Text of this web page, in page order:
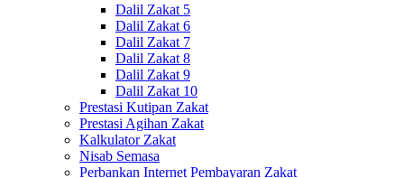
Dalil Zakat 5
Dalil Zakat 6
Dalil Zakat 7
Dalil Zakat 8
Dalil Zakat 9
Dalil Zakat 10
Prestasi Kutipan Zakat
Prestasi Agihan Zakat
Kalkulator Zakat
Nisab Semasa
Perbankan Internet Pembayaran Zakat